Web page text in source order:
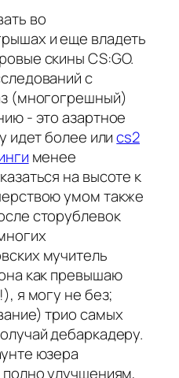
во
и еще владеть
скины CS:GO.
с
(многогрешный)
- это азартное
идет более илиcs2
менее
на высоте к
умом также
сторублевок
мучитель
как превышаю
я могу не без;
трио самых
дебаркадеру.
юзера
полно улучшениям,